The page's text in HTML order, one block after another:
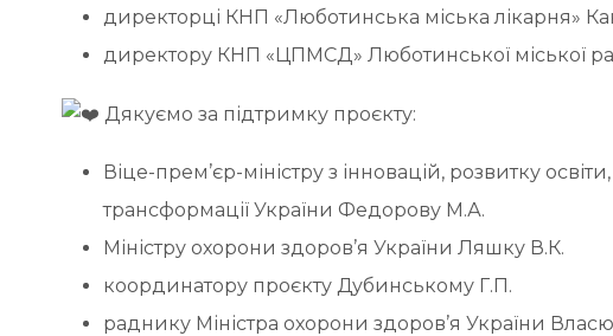
директорці КНП «Люботинська міська лікарня»
директору КНП «ЦПМСД» Люботинської міської
Дякуємо за підтримку проєкту:
Віце-прем’єр-міністру з інновацій, розвитку
трансформації України Федорову М.А.
Міністру охорони здоров’я України Ляшку В.К.
координатору проєкту Дубинському Г.П.
раднику Міністра охорони здоров’я України